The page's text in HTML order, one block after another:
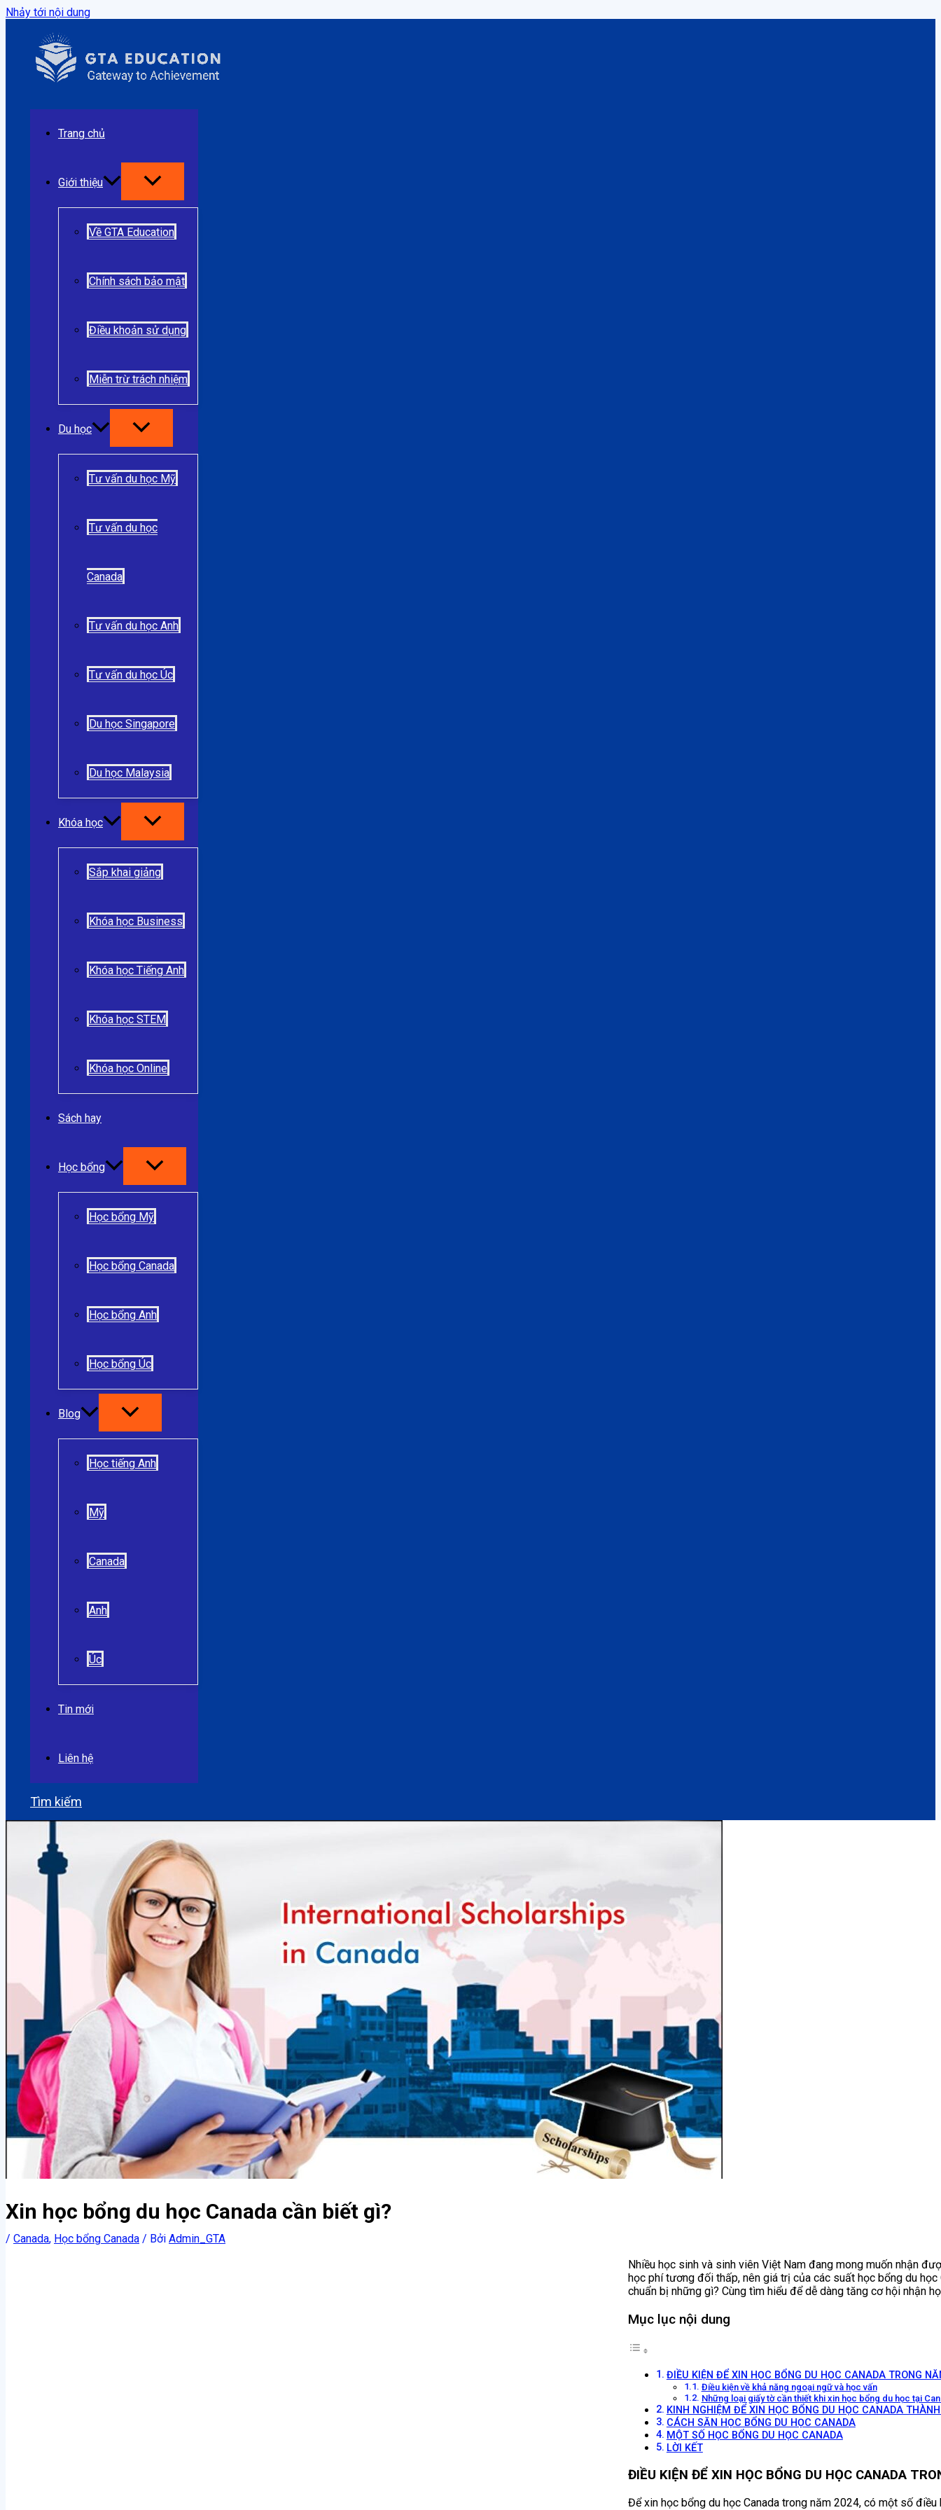
Nhảy tới nội dung
Trang chủ
Giới thiệu
Về GTA Education
Chính sách bảo mật
Điều khoản sử dụng
Miễn trừ trách nhiệm
Du học
Tư vấn du học Mỹ
Tư vấn du học
Canada
Tư vấn du học Anh
Tư vấn du học Úc
Du học Singapore
Du học Malaysia
Khóa học
Sắp khai giảng
Khóa học Business
Khóa học Tiếng Anh
Khóa học STEM
Khóa học Online
Sách hay
Học bổng
Học bổng Mỹ
Học bổng Canada
Học bổng Anh
Học bổng Úc
Blog
Học tiếng Anh
Mỹ
Canada
Anh
Úc
Tin mới
Liên hệ
Tìm kiếm
Xin học bổng du học Canada cần biết gì?
/ Canada, Học bổng Canada / Bởi Admin_GTA
Nhiều học sinh và sinh viên Việt Nam đang mong muốn nhận
học phí tương đối thấp, nên giá trị của các suất học bổng du
chuẩn bị những gì? Cùng tìm hiểu để dễ dàng tăng cơ hội nhận
Mục lục nội dung
ĐIỀU KIỆN ĐỂ XIN HỌC BỔNG DU HỌC CANADA TRONG
Điều kiện về khả năng ngoại ngữ và học vấn
Những loại giấy tờ cần thiết khi xin học bổng du học tại
KINH NGHIỆM ĐỂ XIN HỌC BỔNG DU HỌC CANADA
CÁCH SĂN HỌC BỔNG DU HỌC CANADA
MỘT SỐ HỌC BỔNG DU HỌC CANADA
LỜI KẾT
ĐIỀU KIỆN ĐỂ XIN HỌC BỔNG DU HỌC CANADA
Để xin học bổng du học Canada trong năm 2024, có một số